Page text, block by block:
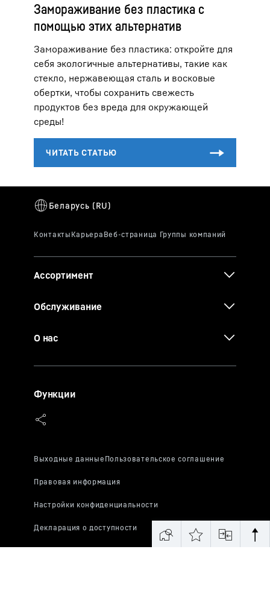
Замораживание без пластика с
помощью этих альтернатив
Замораживание без пластика: откройте для
себя экологичные альтернативы, такие как
стекло, нержавеющая сталь и восковые
обертки, чтобы сохранить свежесть
продуктов без вреда для окружающей
среды!
Ассортимент
Обслуживание
О нас
Функции